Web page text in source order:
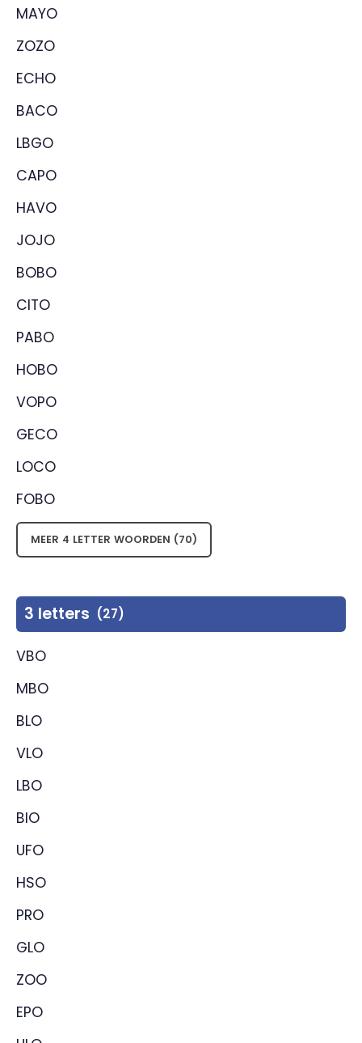
MAYO
ZOZO
ECHO
BACO
LBGO
CAPO
HAVO
JOJO
BOBO
CITO
PABO
HOBO
VOPO
GECO
LOCO
FOBO
MEER 4 LETTER WOORDEN (70)
3 letters (27)
VBO
MBO
BLO
VLO
LBO
BIO
UFO
HSO
PRO
GLO
ZOO
EPO